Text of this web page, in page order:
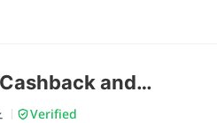
and
Verified